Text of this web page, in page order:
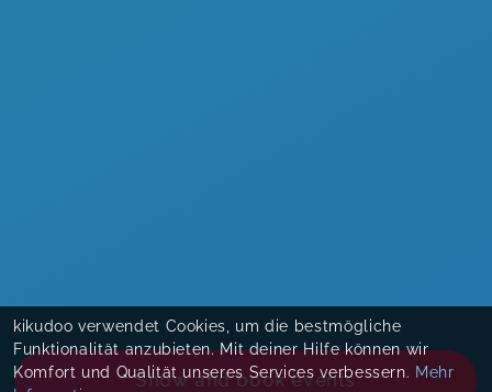
Show and book events
kikudoo verwendet Cookies, um die bestmögliche
Funktionalität anzubieten. Mit deiner Hilfe können wir
Komfort und Qualität unseres Services verbessern. Mehr